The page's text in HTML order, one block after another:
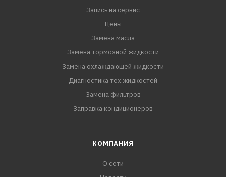
Запись на сервис
Цены
Замена масла
Замена тормозной жидкости
Замена охлаждающей жидкости
Диагностика тех.жидкостей
Замена фильтров
Заправка кондиционеров
КОМПАНИЯ
О сети